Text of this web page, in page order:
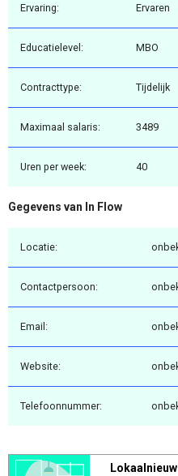
Ervaring: Ervaren
Educatielevel: MBO
Contracttype: Tijdelijk
Maximaal salaris: 3489
Uren per week: 40
Gegevens van In Flow
Locatie:
Contactpersoon:
Email:
Website:
Telefoonnummer: